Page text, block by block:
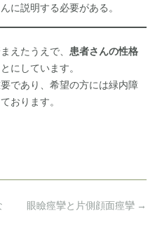
に説明する必要がある。
えたうえで、 患者さんの性格
にしています。
であり、希望の方には緑内障
おります。
眼瞼痙攣と片側顔面痙攣 →